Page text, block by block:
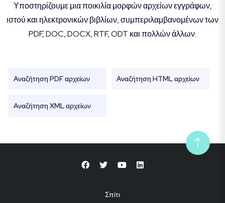
Υποστηρίζουμε μια ποικιλία μορφών αρχείων εγγράφων,
ιστού και ηλεκτρονικών βιβλίων, συμπεριλαμβανομένων των
PDF, DOC, DOCX, RTF, ODT και πολλών άλλων.
Αναζήτηση PDF αρχείων Αναζήτηση HTML αρχείων
Αναζήτηση XML αρχείων
Σπίτι